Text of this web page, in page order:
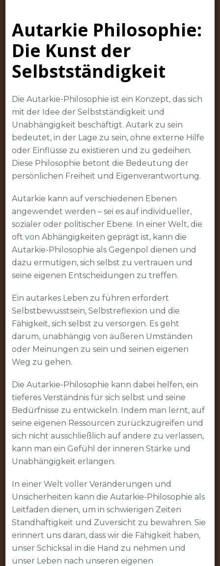
Autarkie-
in
der
Gesellschaft
Autarkie Philosophie:
Die Kunst der
Selbstständigkeit
Die Autarkie-Philosophie ist ein Konzept, das sich
mit der Idee der Selbstständigkeit und
Unabhängigkeit beschäftigt. Autark zu sein
bedeutet, in der Lage zu sein, ohne externe Hilfe
oder Einflüsse zu existieren und zu gedeihen.
Diese Philosophie betont die Bedeutung der
persönlichen Freiheit und Eigenverantwortung.
Autarkie kann auf verschiedenen Ebenen
angewendet werden – sei es auf individueller,
sozialer oder politischer Ebene. In einer Welt, die
oft von Abhängigkeiten geprägt ist, kann die
Autarkie-Philosophie als Gegenpol dienen und
dazu ermutigen, sich selbst zu vertrauen und
seine eigenen Entscheidungen zu treffen.
Ein autarkes Leben zu führen erfordert
Selbstbewusstsein, Selbstreflexion und die
Fähigkeit, sich selbst zu versorgen. Es geht
darum, unabhängig von äußeren Umständen
oder Meinungen zu sein und seinen eigenen
Weg zu gehen.
Die Autarkie-Philosophie kann dabei helfen, ein
tieferes Verständnis für sich selbst und seine
Bedürfnisse zu entwickeln. Indem man lernt, auf
seine eigenen Ressourcen zurückzugreifen und
sich nicht ausschließlich auf andere zu verlassen,
kann man ein Gefühl der inneren Stärke und
Unabhängigkeit erlangen.
In einer Welt voller Veränderungen und
Unsicherheiten kann die Autarkie-Philosophie als
Leitfaden dienen, um in schwierigen Zeiten
Standhaftigkeit und Zuversicht zu bewahren. Sie
erinnert uns daran, dass wir die Fähigkeit haben,
unser Schicksal in die Hand zu nehmen und
unser Leben nach unseren eigenen